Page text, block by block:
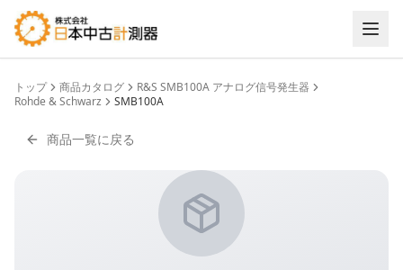
トップ 商品カタログ
R&S SMB100A アナログ信号発生器
Rohde & Schwarz
SMB100A
商品一覧に戻る